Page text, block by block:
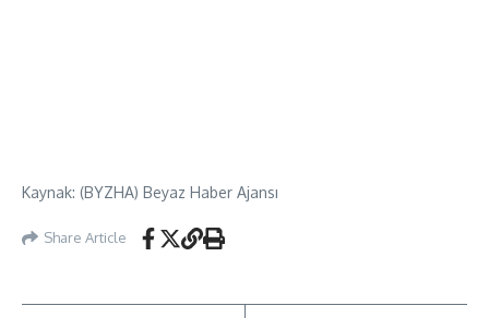
Kaynak: (BYZHA) Beyaz Haber Ajansı
Share Article